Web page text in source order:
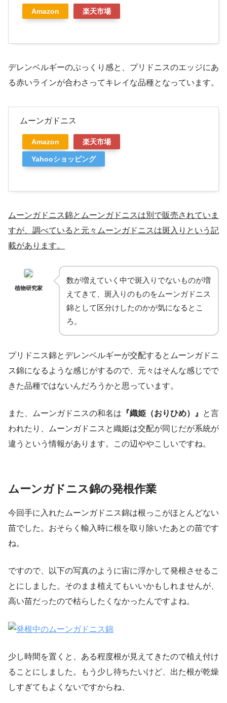
Amazon 楽天市場
デレンベルギーのぷっくり感と、プリドニスのエッジにあ
る赤いラインが合わさってキレイな品種となっています。
ムーンガドニス
Amazon 楽天市場
Yahooショッピング
ムーンガドニス錦とムーンガドニスは別で販売されていま
すが、調べていると元々ムーンガドニスは斑入りという記
載があります。
植物研究家
数が増えていく中で斑入りでないものが増
えてきて、斑入りのものをムーンガドニス
錦として区分けしたのかが気になるとこ
ろ。
プリドニス錦とデレンベルギーが交配するとムーンガドニ
ス錦になるような感じがするので、元々はそんな感じでで
きた品種ではないんだろうかと思っています。
また、ムーンガドニスの和名は 『織姫（おりひめ）』
と言
われたり、ムーンガドニスと織姫は交配が同じだが系統が
違うという情報があります。この辺ややこしいですね。
ムーンガドニス錦の発根作業
今回手に入れたムーンガドニス錦は根っこがほとんどない
苗でした。おそらく輸入時に根を取り除いたあとの苗です
ね。
ですので、以下の写真のように宙に浮かして発根させるこ
とにしました。そのまま植えてもいいかもしれませんが、
高い苗だったので枯らしたくなかったんですよね。
少し時間を置くと、ある程度根が見えてきたので植え付け
ることにしました。もう少し待ちたいけど、出た根が乾燥
しすぎてもよくないですからね、